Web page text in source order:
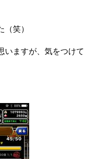
笑）
いますが、気をつけて